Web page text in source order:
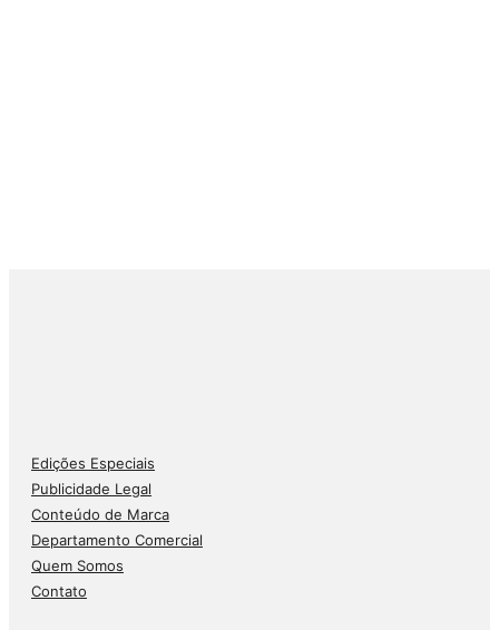
Edições Especiais
Publicidade Legal
Conteúdo de Marca
Departamento Comercial
Quem Somos
Contato